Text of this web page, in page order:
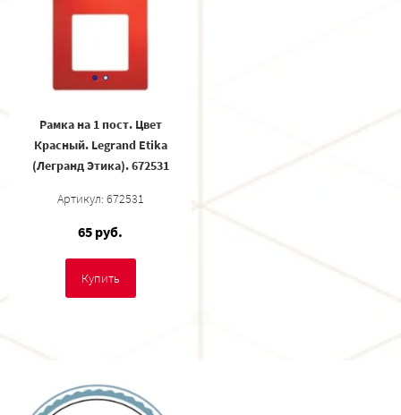
Рамка на 1 пост. Цвет
Красный. Legrand Etika
(Легранд Этика). 672531
Артикул: 672531
65 руб.
Купить